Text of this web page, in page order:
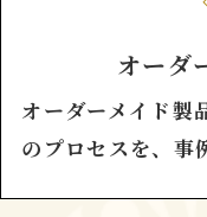
オーダ
オーダーメイド製
のプロセスを、事